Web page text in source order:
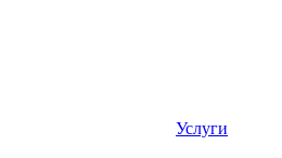
Услуги